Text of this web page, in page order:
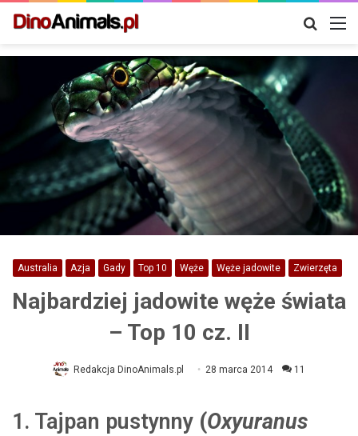
Szukaj
Australia Azja Gady Top 10 Węże Węże jadowite Zwierzęta
Najbardziej jadowite węże świata
– Top 10 cz. II
Redakcja DinoAnimals.pl 28 marca 2014 11
1. Tajpan pustynny (Oxyuranus